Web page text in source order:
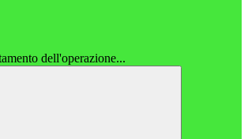
dell'operazione...